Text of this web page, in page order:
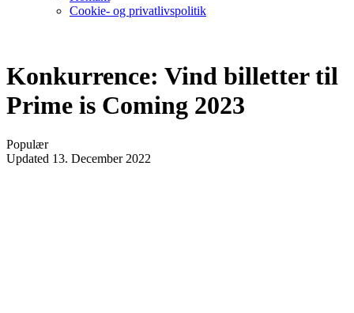
Cookie- og privatlivspolitik
Konkurrence: Vind billetter til
Prime is Coming 2023
Populær
Updated 13. December 2022